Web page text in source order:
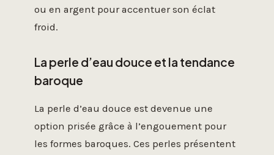
ou en argent pour accentuer son éclat
froid.
La perle d’eau douce et la tendance
baroque
La perle d’eau douce est devenue une
option prisée grâce à l’engouement pour
les formes baroques. Ces perles présentent